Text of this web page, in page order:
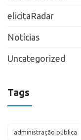
elicitaRadar
Notícias
Uncategorized
Tags
administração pública